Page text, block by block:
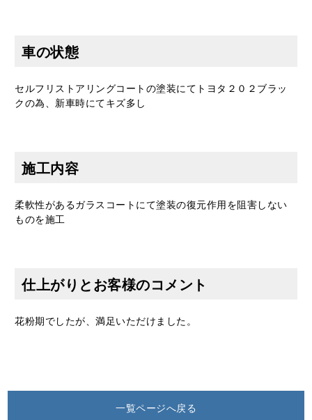
車の状態
セルフリストアリングコートの塗装にてトヨタ２０２ブラッ
クの為、新車時にてキズ多し
施工内容
柔軟性があるガラスコートにて塗装の復元作用を阻害しない
ものを施工
仕上がりとお客様のコメント
花粉期でしたが、満足いただけました。
一覧ページへ戻る